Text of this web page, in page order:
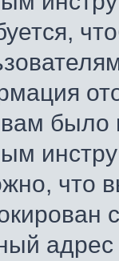
вам
что
адрес